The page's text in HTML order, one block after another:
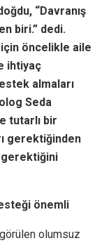
“Davranış
biri.” dedi.
için öncelikle aile
ihtiyaç
almaları
Seda
tutarlı bir
gerektiğinden
gerektiğini
önemli
olumsuz